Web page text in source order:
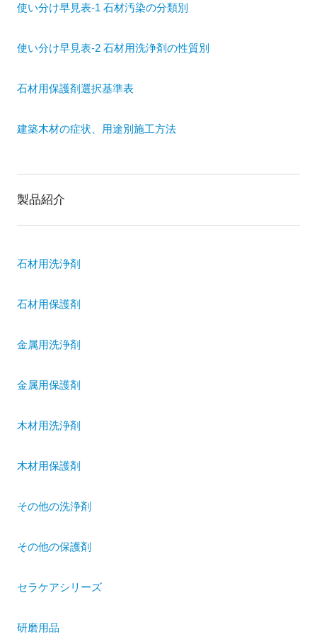
使い分け早見表-1 石材汚染の分類別
使い分け早見表-2 石材用洗浄剤の性質別
石材用保護剤選択基準表
建築木材の症状、用途別施工方法
製品紹介
石材用洗浄剤
石材用保護剤
金属用洗浄剤
金属用保護剤
木材用洗浄剤
木材用保護剤
その他の洗浄剤
その他の保護剤
セラケアシリーズ
研磨用品